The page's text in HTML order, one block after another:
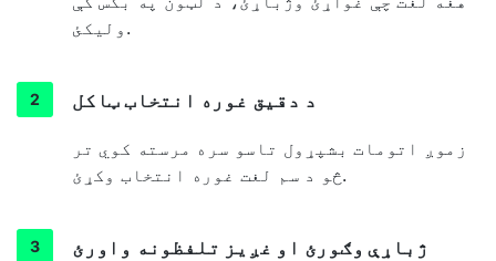
ولیکئ.
د دقیق غوره انتخاب ټاکل
زموږ اتومات بشپړول تاسو سره مرسته کوي تر
څو د سم لغت غوره انتخاب وکړئ.
ژباړې وګورئ او غږیز تلفظونه واورئ